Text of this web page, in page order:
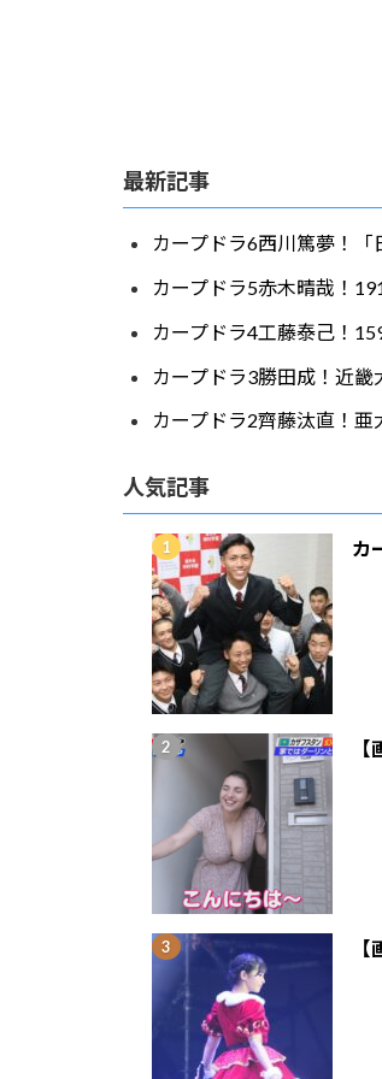
最新記事
カープドラ6西川篤夢！「
カープドラ5赤木晴哉！
カープドラ4工藤泰己！
カープドラ3勝田成！近畿
カープドラ2齊藤汰直！亜
人気記事
カ